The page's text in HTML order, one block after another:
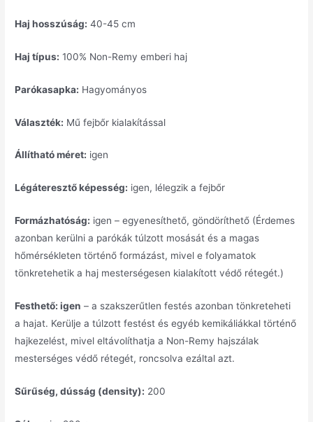
Haj hosszúság: 40-45 cm
Haj típus: 100% Non-Remy emberi haj
Parókasapka: Hagyományos
Választék: Mű fejbőr kialakítással
Állítható méret: igen
Légáteresztő képesség: igen, lélegzik a fejbőr
Formázhatóság: igen – egyenesíthető, göndöríthető (Érdemes
azonban kerülni a parókák túlzott mosását és a magas
hőmérsékleten történő formázást, mivel e folyamatok
tönkretehetik a haj mesterségesen kialakított védő rétegét.)
Festhető: igen – a szakszerűtlen festés azonban tönkreteheti
a hajat. Kerülje a túlzott festést és egyéb kemikáliákkal történő
hajkezelést, mivel eltávolíthatja a Non-Remy hajszálak
mesterséges védő rétegét, roncsolva ezáltal azt.
Sűrűség, dússág (density): 200